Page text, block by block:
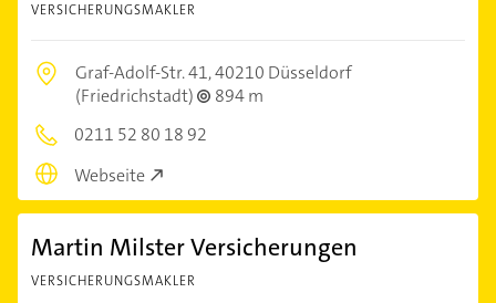
VERSICHERUNGSMAKLER
Graf-Adolf-Str. 41,40210 Düsseldorf
(Friedrichstadt)
894 m
0211 52 80 18 92
Webseite
Martin Milster Versicherungen
VERSICHERUNGSMAKLER